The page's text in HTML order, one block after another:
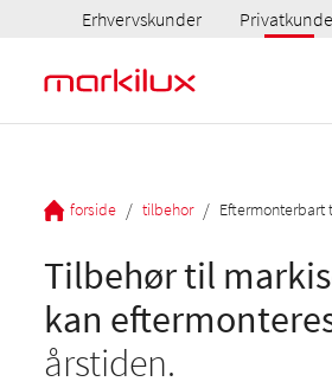
Erhvervskunder
forside / tilbehor / Eftermonterbart
Tilbehør til
kan
årstiden.